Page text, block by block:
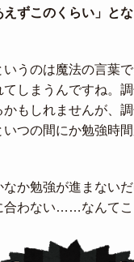
ずこのくらい」と
いうのは魔法の言葉
てしまうんですね。
かもしれませんが、
いつの間にか勉強時
か勉強が進まない
合わない……なんてこ